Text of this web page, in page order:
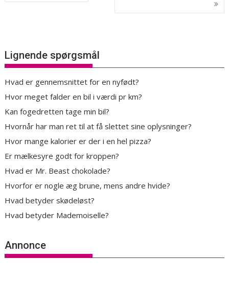
Lignende spørgsmål
Hvad er gennemsnittet for en nyfødt?
Hvor meget falder en bil i værdi pr km?
Kan fogedretten tage min bil?
Hvornår har man ret til at få slettet sine oplysninger?
Hvor mange kalorier er der i en hel pizza?
Er mælkesyre godt for kroppen?
Hvad er Mr. Beast chokolade?
Hvorfor er nogle æg brune, mens andre hvide?
Hvad betyder skødeløst?
Hvad betyder Mademoiselle?
Annonce